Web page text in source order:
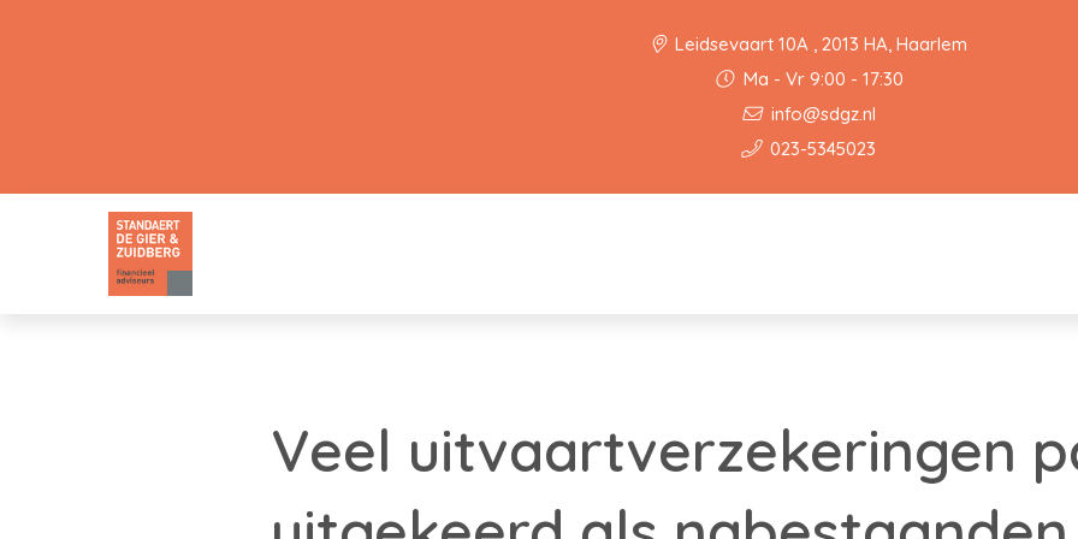
Leidsevaart 10A , 2013 HA, Haarlem
Ma - Vr 9:00 - 17:30
info@sdgz.nl
023-5345023
Veel uitvaartverzekeringen